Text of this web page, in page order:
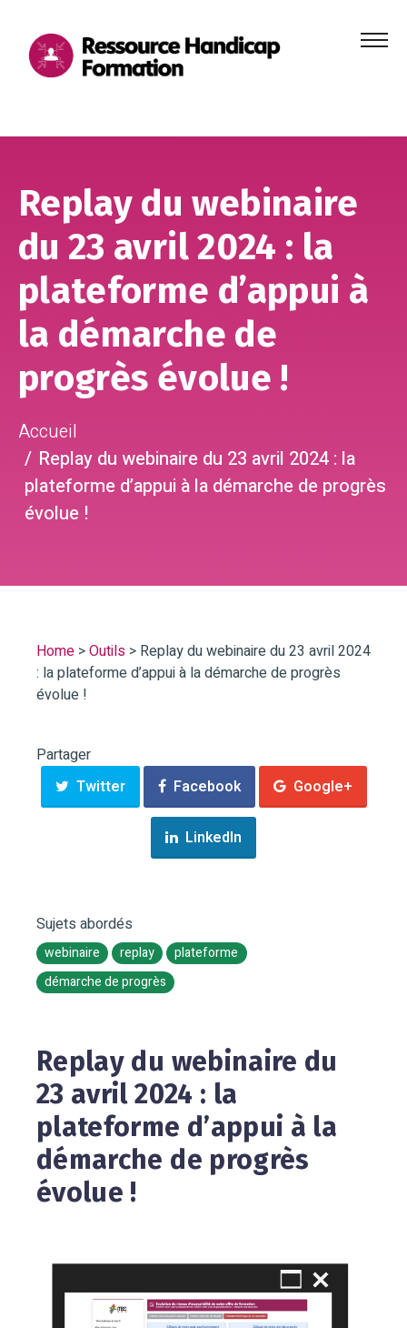
Menu
Replay du webinaire
du 23 avril 2024 : la
plateforme d’appui à
la démarche de
progrès évolue !
Accueil
Replay du webinaire du 23 avril 2024 : la
plateforme d’appui à la démarche de progrès
évolue !
Home >Outils > Replay du webinaire du 23 avril 2024
: la plateforme d’appui à la démarche de progrès
évolue !
Partager
Twitter
Facebook Google+
LinkedIn
Sujets abordés
webinaire replay
plateforme
démarche de progrès
Replay du webinaire du
23 avril 2024 : la
plateforme d’appui à la
démarche de progrès
évolue !